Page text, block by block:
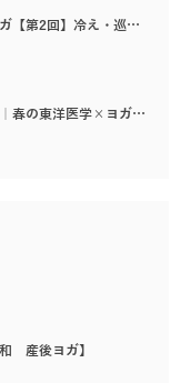
【第2回】冷え・巡…
春の東洋医学×ヨガ…
産後ヨガ】